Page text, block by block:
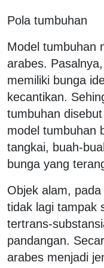
Pola tumbuhan
Model tumbuhan
arabes.
memiliki bunga
kecantikan.
tumbuhan
model tumbuhan
tangkai, buah-
bunga yang
Objek alam,
tidak lagi tampak
tertrans-
pandangan.
arabes menjadi